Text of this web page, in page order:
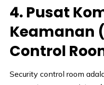
4. Pusat
Keamanan
Control
Security control room